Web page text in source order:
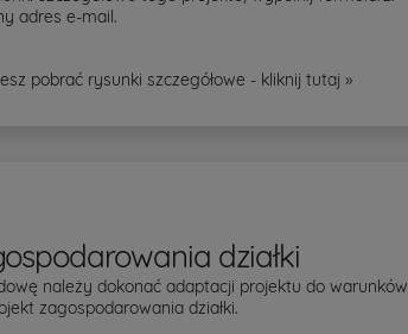
adres e-mail.
pobrać rysunki szczegółowe - kliknijtutaj »
działki
należy dokonać adaptacji projektu do warunków
zagospodarowania działki.